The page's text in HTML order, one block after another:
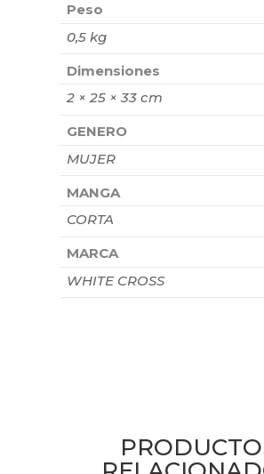
Peso
0,5 kg
Dimensiones
2 × 25 × 33 cm
GENERO
MUJER
MANGA
CORTA
MARCA
WHITE CROSS